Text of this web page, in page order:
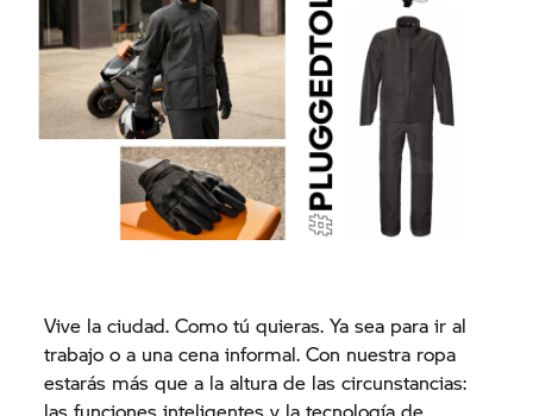
Vive la ciudad. Como tú quieras. Ya sea para ir al
trabajo o a una cena informal. Con nuestra ropa
estarás más que a la altura de las circunstancias: